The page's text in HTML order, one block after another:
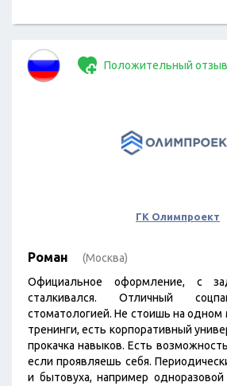
Положительный отзыв
ГК Олимпроект
Роман (Москва)
Официальное оформление, с
сталкивался. Отличный
стоматологией. Не стоишь на одном
тренинги, есть корпоративный
прокачка навыков. Есть
если проявляешь себя.
и бытовуха, например